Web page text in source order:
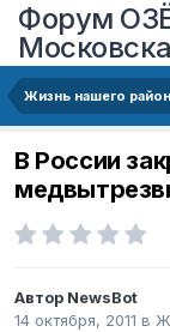
Форум
Жизнь нашего
В России
Автор NewsBot
14 октября, 2011 в